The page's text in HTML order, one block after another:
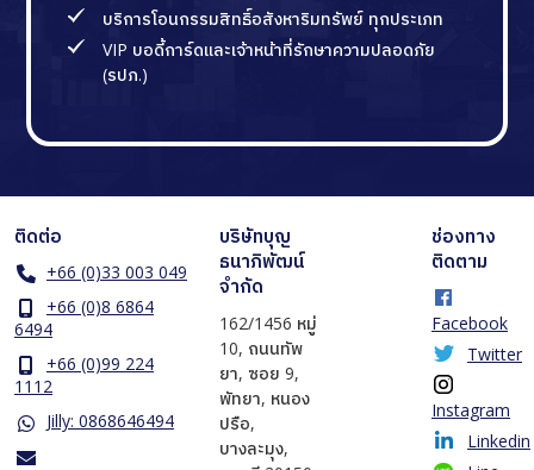
บริการโอนกรรมสิทธิ์อสังหาริมทรัพย์ ทุกประเภท
VIP บอดี้การ์ดและเจ้าหน้าที่รักษาความปลอดภัย
(รปภ.)
ติดต่อ
+66 (0)33 003 049
+66 (0)8 6864
6494
+66 (0)99 224
1112
Jilly: 0868646494
บริษัทบุญ
ธนาภิพัฒน์
จำกัด
162/1456 หมู่
10, ถนนทัพ
ยา, ซอย 9,
พัทยา, หนอง
ปรือ,
บางละมุง,
ช่องทาง
ติดตาม
Facebook
Twitter
Instagram
Linkedin